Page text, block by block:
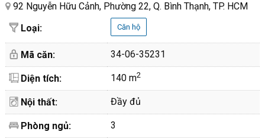
92 Nguyễn Hữu Cảnh, Phường 22, Q. Bình Thạnh, TP. HCM
Loại:
Căn hộ
Mã căn: 34-06-35231
Diện tích: 140 m2
Nội thất: Đầy đủ
Phòng ngủ: 3